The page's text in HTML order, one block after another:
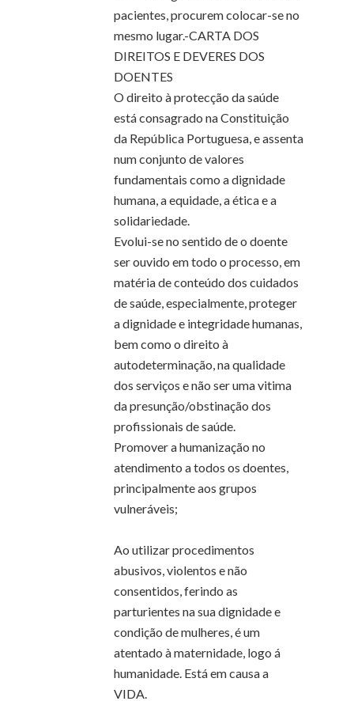
pacientes, procurem colocar-se no
mesmo lugar.-CARTA DOS
DIREITOS E DEVERES DOS
DOENTES
O direito à protecção da saúde
está consagrado na Constituição
da República Portuguesa, e assenta
num conjunto de valores
fundamentais como a dignidade
humana, a equidade, a ética e a
solidariedade.
Evolui-se no sentido de o doente
ser ouvido em todo o processo, em
matéria de conteúdo dos cuidados
de saúde, especialmente, proteger
a dignidade e integridade humanas,
bem como o direito à
autodeterminação, na qualidade
dos serviços e não ser uma vitima
da presunção/obstinação dos
profissionais de saúde.
Promover a humanização no
atendimento a todos os doentes,
principalmente aos grupos
vulneráveis;
Ao utilizar procedimentos
abusivos, violentos e não
consentidos, ferindo as
parturientes na sua dignidade e
condição de mulheres, é um
atentado à maternidade, logo á
humanidade. Está em causa a
VIDA.